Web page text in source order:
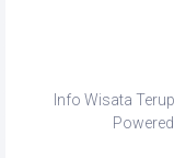
Info Wisata